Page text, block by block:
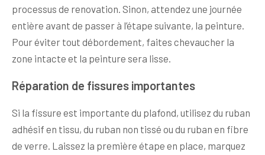
processus de renovation. Sinon, attendez une journée
entière avant de passer à l’étape suivante, la peinture.
Pour éviter tout débordement, faites chevaucher la
zone intacte et la peinture sera lisse.
Réparation de fissures importantes
Si la fissure est importante du plafond, utilisez du ruban
adhésif en tissu, du ruban non tissé ou du ruban en fibre
de verre. Laissez la première étape en place, marquez